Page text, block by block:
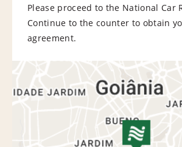
Please proceed to the National Car
Continue to the counter to obtain
agreement.